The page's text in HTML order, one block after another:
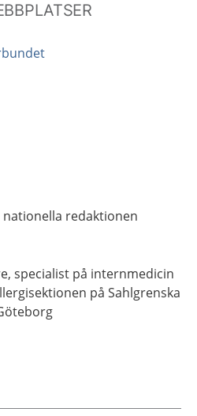
nationella redaktionen
specialist på internmedicin
på Sahlgrenska